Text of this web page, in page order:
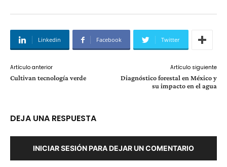
Linkedin Facebook Twitter
Artículo anterior
Cultivan tecnología verde
Artículo siguiente
Diagnóstico forestal en México y
su impacto en el agua
DEJA UNA RESPUESTA
INICIAR SESIÓN PARA DEJAR UN COMENTARIO